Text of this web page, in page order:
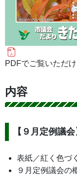
PDFでご覧いただ
内容
【９月定例議会
表紙／紅く色づ
９月定例議会の